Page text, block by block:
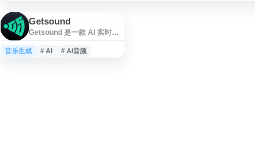
Getsound
Getsound 是一款 AI 实时声
化环境音帮助用户提升专注
力、减少干扰并优化工作流
音乐生成 # AI # AI音频